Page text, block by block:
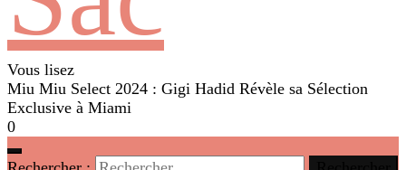
Vous lisez
Miu Miu Select 2024 : Gigi Hadid Révèle sa Sélection
Exclusive à Miami
0